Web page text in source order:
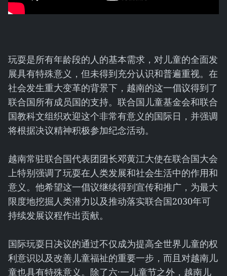
玩耍是所有年龄段的人的基本需求，对儿童的全面发
展具有特殊意义，但未得到充分认识和普遍重视。在
社会发生重大变革的背景下，越南的这一倡议得到了
联合国所有成员国的支持。联合国儿童基金会和联合
国教科文组织欢迎这个非常有意义的国际日，并强调
将根据决议精神积极参加纪念活动。
越南常驻联合国代表团团长邓黄江大使在联合国大会
上特别强调了玩耍在人类发展和社会生活中的作用和
意义。他希望这一倡议继续得到宣传和推广，为最大
限度地挖掘人类潜力以及推动落实联合国2030年可
持续发展议程作出贡献。
国际玩耍日决议的通过不仅成为提高全世界儿童的权
利意识以及改善儿童福祉的重要一步，而且对越南儿
童也具有特殊意义。除了六·一儿童节之外，越南儿